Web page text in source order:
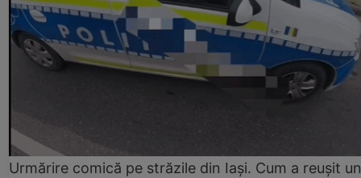
Urmărire comică pe străzile din Iași. Cum a reușit un